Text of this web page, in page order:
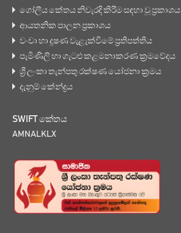
ගෝලීය කේතය නිවැරදි කිරීම සඳහා වූ ප්‍රකාශය
ආයතනික පාලන ප්‍රකාශය
වංචා හා දූෂණ වැළැක්වීමේ ප්‍රතිපත්තිය
පැමිණිලි හා ගැටළු කළමනාකරණ ක්‍රමවේදය
ශ්‍රී ලංකා තැන්පතු රක්ෂණ යෝජනා ක්‍රමය
දැනුම් කේන්ද්‍රය
SWIFT කේතය
AMNALKLX